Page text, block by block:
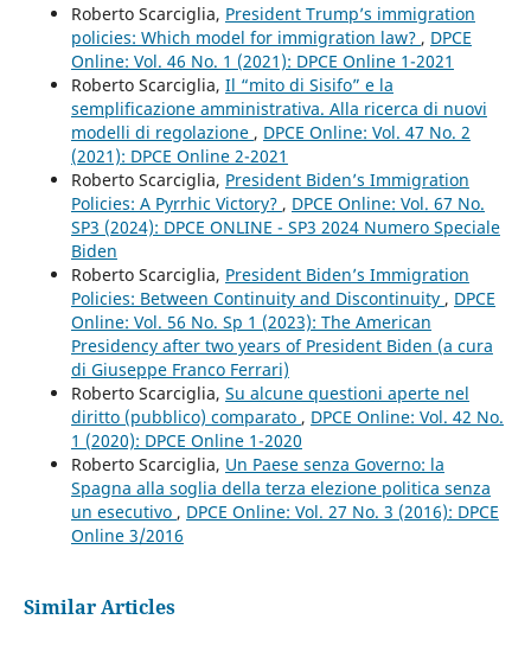
Roberto Scarciglia, President Trump’s immigration
policies: Which model for immigration law? , DPCE
Online: Vol. 46 No. 1 (2021): DPCE Online 1-2021
Roberto Scarciglia, Il “mito di Sisifo” e la
semplificazione amministrativa. Alla ricerca di nuovi
modelli di regolazione , DPCE Online: Vol. 47 No. 2
(2021): DPCE Online 2-2021
Roberto Scarciglia, President Biden’s Immigration
Policies: A Pyrrhic Victory? , DPCE Online: Vol. 67 No.
SP3 (2024): DPCE ONLINE - SP3 2024 Numero Speciale
Biden
Roberto Scarciglia, President Biden’s Immigration
Policies: Between Continuity and Discontinuity , DPCE
Online: Vol. 56 No. Sp 1 (2023): The American
Presidency after two years of President Biden (a cura
di Giuseppe Franco Ferrari)
Roberto Scarciglia, Su alcune questioni aperte nel
diritto (pubblico) comparato , DPCE Online: Vol. 42 No.
1 (2020): DPCE Online 1-2020
Roberto Scarciglia, Un Paese senza Governo: la
Spagna alla soglia della terza elezione politica senza
un esecutivo , DPCE Online: Vol. 27 No. 3 (2016): DPCE
Online 3/2016
Similar Articles